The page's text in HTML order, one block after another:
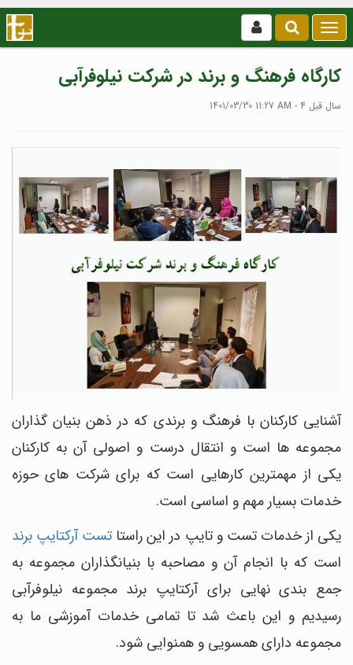
بازکردن
/
منو
کارگاه فرهنگ و برند در شرکت نیلوفرآبی
1401/03/30 11:27 AM - 4 سال قبل
آشنایی کارکنان با فرهنگ و برندی که در ذهن بنیان گذاران
مجموعه ها است و انتقال درست و اصولی آن به کارکنان
یکی از مهمترین کارهایی است که برای شرکت های حوزه
خدمات بسیار مهم و اساسی است.
یکی از خدمات تست و تایپ در این راستا تست آرکتایپ برند
است که با انجام آن و مصاحبه با بنیانگذاران مجموعه به
جمع بندی نهایی برای آرکتایپ برند مجموعه نیلوفرآبی
رسیدیم و این باعث شد تا تمامی خدمات آموزشی ما به
مجموعه دارای همسویی و همنوایی شود.